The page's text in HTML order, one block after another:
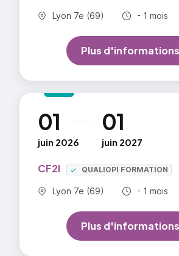
Commune :
Lyon 7e (69) Durée
- 1 mois
Plus d'informations
01
juin 2026
au 01
juin 2027
CF2I QUALIOPI FORMATION
Commune :
Lyon 7e (69) Durée
- 1 mois
Plus d'informations